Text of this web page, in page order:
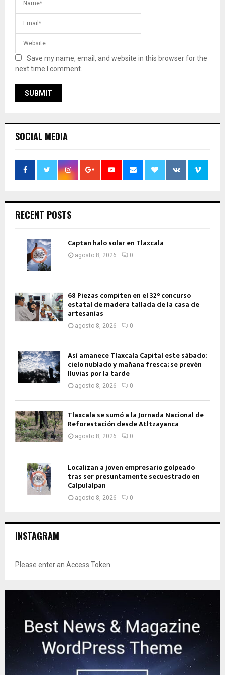
Save my name, email, and website in this browser for the
next time I comment.
SOCIAL MEDIA
RECENT POSTS
Captan halo solar en Tlaxcala
agosto 8, 2026 0
68 Piezas compiten en el 32° concurso
estatal de madera tallada de la casa de
artesanías
agosto 8, 2026 0
Así amanece Tlaxcala Capital este sábado:
cielo nublado y mañana fresca; se prevén
lluvias por la tarde
agosto 8, 2026 0
Tlaxcala se sumó a la Jornada Nacional de
Reforestación desde Atltzayanca
agosto 8, 2026 0
Localizan a joven empresario golpeado
tras ser presuntamente secuestrado en
Calpulalpan
agosto 8, 2026 0
INSTAGRAM
Please enter an Access Token